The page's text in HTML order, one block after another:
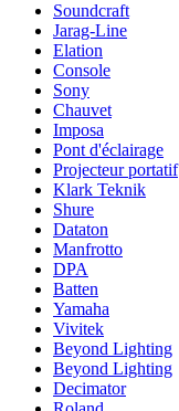
Soundcraft
Jarag-Line
Elation
Console
Sony
Chauvet
Imposa
Pont d'éclairage
Projecteur portatif
Klark Teknik
Shure
Dataton
Manfrotto
DPA
Batten
Yamaha
Vivitek
Beyond Lighting
Beyond Lighting
Decimator